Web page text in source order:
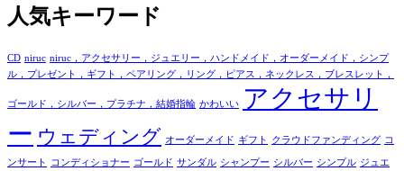
人気キーワード
CD niruc niruc，アクセサリー，ジュエリー，ハンドメイド，オーダーメイド，シンプ
ル，プレゼント，ギフト，ペアリング，リング，ピアス，ネックレス，ブレスレット，
ゴールド，シルバー，プラチナ，結婚指輪 かわいい
アクセサリ
ー ウェディング オーダーメイド ギフト クラウドファンディング コ
ンサート コンディショナー ゴールド サンダル シャンプー シルバー シンプル ジュエ